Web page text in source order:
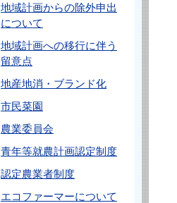
地域計画からの除外申出
について
地域計画への移行に伴う
留意点
地産地消・ブランド化
市民菜園
農業委員会
青年等就農計画認定制度
認定農業者制度
エコファーマーについて